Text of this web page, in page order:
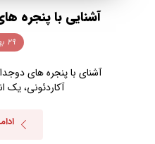
آشنایی با پنجره
۲۹ بهمن ۱۴۰۲
آشنای با پنجره های
آکاردئونی، یک